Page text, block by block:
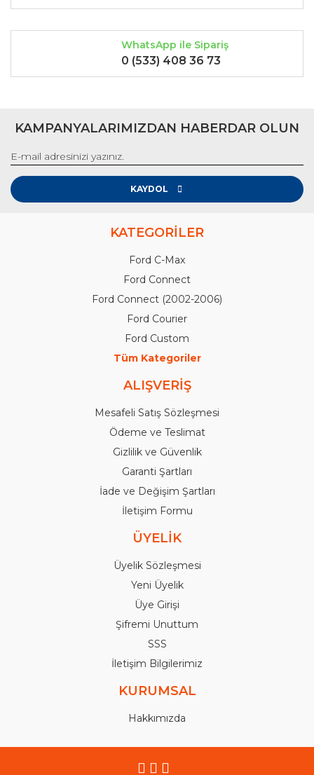
WhatsApp ile Sipariş
0 (533) 408 36 73
KAMPANYALARIMIZDAN HABERDAR OLUN
KAYDOL
KATEGORİLER
Ford C-Max
Ford Connect
Ford Connect (2002-2006)
Ford Courier
Ford Custom
Tüm Kategoriler
ALIŞVERİŞ
Mesafeli Satış Sözleşmesi
Ödeme ve Teslimat
Gizlilik ve Güvenlik
Garanti Şartları
İade ve Değişim Şartları
İletişim Formu
ÜYELİK
Üyelik Sözleşmesi
Yeni Üyelik
Üye Girişi
Şifremi Unuttum
SSS
İletişim Bilgilerimiz
KURUMSAL
Hakkımızda